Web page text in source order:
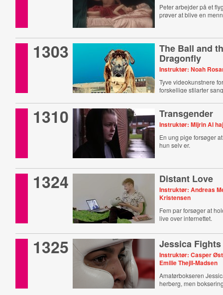
Peter arbejder på et
prøver at blive en
1303 The Ball and
Dragonfly
Instruktør: Noah
Tyve videokunstnere
forskellige stilarter
1310 Transgender
Instruktør: Mijrin Al
En ung pige forsøger
hun selv er.
1324 Distant Love
Instruktør: Andreas
Kristensen
Fem par forsøger at
live over internettet.
1325 Jessica
Instruktør: Casper
Emilie Thejll-Madsen
Amatørbokseren
herberg, men